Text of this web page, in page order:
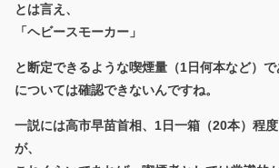
とは言え、
「ヘビースモーカー」
と断定できるような喫煙量（1日何本など）で
については確認できないんですね。
一説には高市早苗首相、1日一箱（20本）程
が、